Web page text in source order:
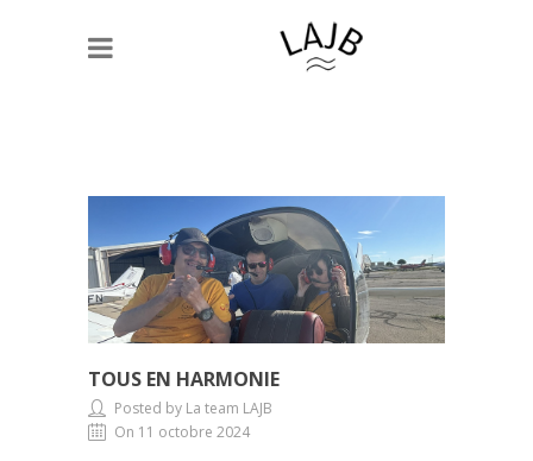
TOUS EN HARMONIE
Posted by La team LAJB
On 11 octobre 2024